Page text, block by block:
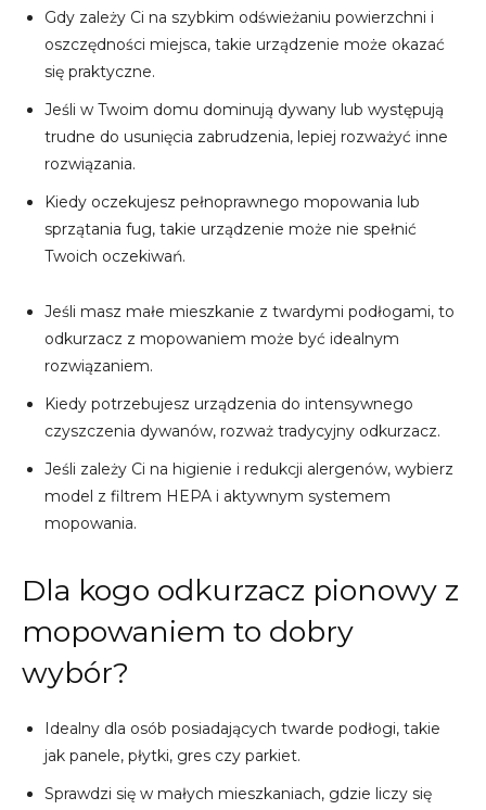
Gdy zależy Ci na szybkim odświeżaniu powierzchni i
oszczędności miejsca, takie urządzenie może okazać
się praktyczne.
Jeśli w Twoim domu dominują dywany lub występują
trudne do usunięcia zabrudzenia, lepiej rozważyć inne
rozwiązania.
Kiedy oczekujesz pełnoprawnego mopowania lub
sprzątania fug, takie urządzenie może nie spełnić
Twoich oczekiwań.
Jeśli masz małe mieszkanie z twardymi podłogami, to
odkurzacz z mopowaniem może być idealnym
rozwiązaniem.
Kiedy potrzebujesz urządzenia do intensywnego
czyszczenia dywanów, rozważ tradycyjny odkurzacz.
Jeśli zależy Ci na higienie i redukcji alergenów, wybierz
model z filtrem HEPA i aktywnym systemem
mopowania.
Dla kogo odkurzacz pionowy z
mopowaniem to dobry
wybór?
Idealny dla osób posiadających twarde podłogi, takie
jak panele, płytki, gres czy parkiet.
Sprawdzi się w małych mieszkaniach, gdzie liczy się